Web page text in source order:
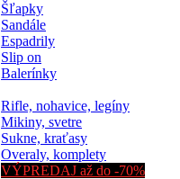
Šľapky
Sandále
Espadrily
Slip on
Balerínky
Rifle, nohavice, legíny
Mikiny, svetre
Sukne, kraťasy
Overaly, komplety
VÝPREDAJ až do -70%